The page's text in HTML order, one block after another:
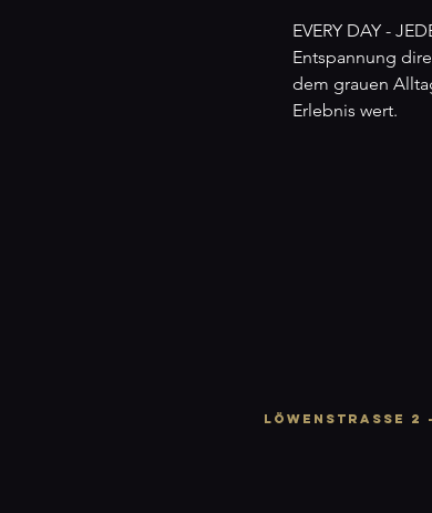
EVERY DAY -
Entspannung
dem grauen
Erlebnis wert.
LÖWENSTRASSE